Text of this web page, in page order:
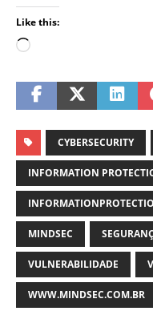
Like this:
CYBERSECURITY
INFORMATION
MINDSEC
VULNERABILIDADE
WWW.MINDSEC.COM.BR